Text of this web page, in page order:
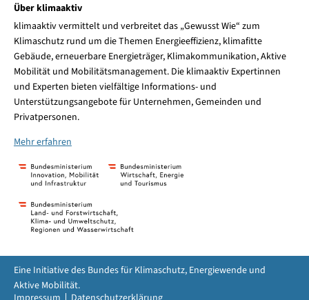
Über klimaaktiv
klimaaktiv vermittelt und verbreitet das „Gewusst Wie“ zum
Klimaschutz rund um die Themen Energieeffizienz, klimafitte
Gebäude, erneuerbare Energieträger, Klimakommunikation, Aktive
Mobilität und Mobilitätsmanagement. Die klimaaktiv Expertinnen
und Experten bieten vielfältige Informations- und
Unterstützungsangebote für Unternehmen, Gemeinden und
Privatpersonen.
Mehr erfahren
Eine Initiative des Bundes für Klimaschutz, Energiewende und
Aktive Mobilität.